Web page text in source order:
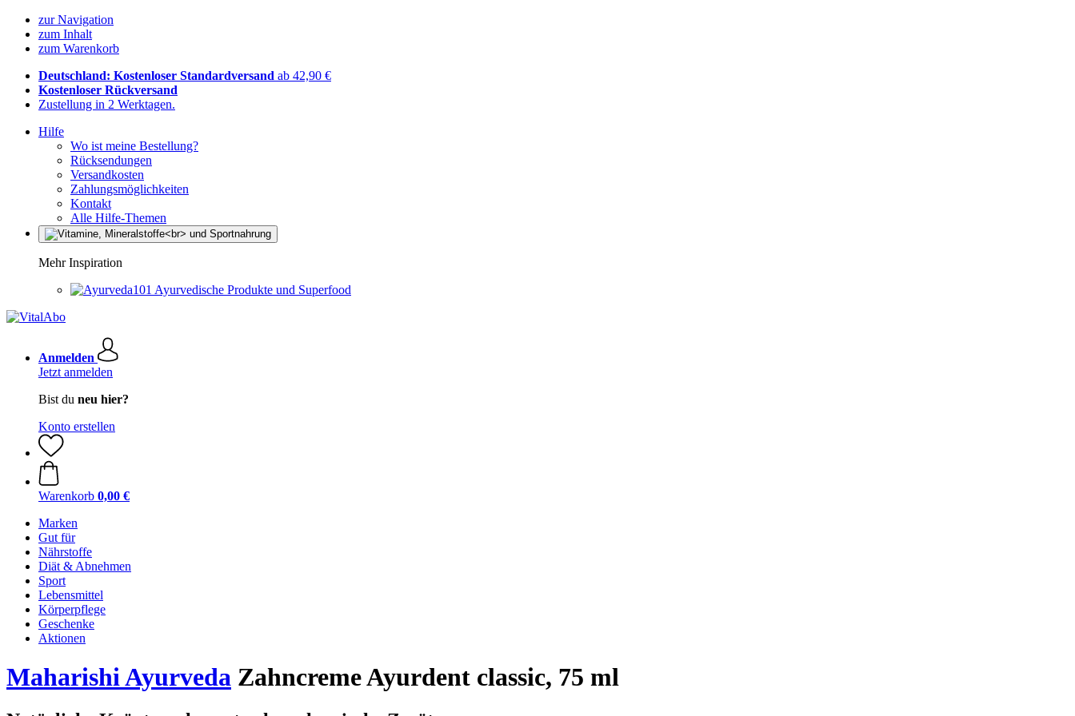
zur Navigation
zum Inhalt
zum Warenkorb
Deutschland: Kostenloser Standardversand ab 42,90 €
Kostenloser Rückversand
Zustellung in 2 Werktagen.
Hilfe
Wo ist meine Bestellung?
Rücksendungen
Versandkosten
Zahlungsmöglichkeiten
Kontakt
Alle Hilfe-Themen
Mehr Inspiration
Ayurvedische Produkte und Superfood
Anmelden
Jetzt anmelden
Bist du neu hier?
Konto erstellen
Warenkorb 0,00 €
Marken
Gut für
Nährstoffe
Diät & Abnehmen
Sport
Lebensmittel
Körperpflege
Geschenke
Aktionen
Maharishi Ayurveda Zahncreme Ayurdent classic, 75 ml